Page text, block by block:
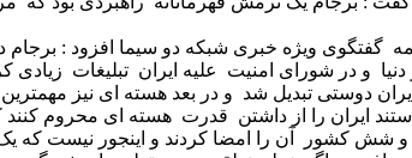
گفتگوی ویژه خبری شبکه دو سیما افزود : برجام
و در شورای امنیت علیه ایران تبلیغات زیادی
دوستی تبدیل شد و در بعد هسته ای نیز
ایران را از داشتن قدرت هسته ای محروم
شش کشور آن را امضا کردند و اینجور نیست که